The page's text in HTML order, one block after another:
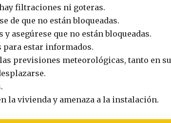
filtraciones ni goteras.
de que no están bloqueadas.
asegúrese que no están bloqueadas.
estar informados.
previsiones meteorológicas, tanto en su
la vivienda y amenaza a la instalación.